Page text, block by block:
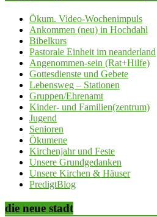
Ökum. Video-Wochenimpuls
Ankommen (neu) in Hochdahl
Bibelkurs
Pastorale Einheit im neanderland
Angenommen-sein (Rat+Hilfe)
Gottesdienste und Gebete
Lebensweg – Stationen
Gruppen/Ehrenamt
Kinder- und Familien(zentrum)
Jugend
Senioren
Ökumene
Kirchenjahr und Feste
Unsere Grundgedanken
Unsere Kirchen & Häuser
PredigtBlog
die neue stadt